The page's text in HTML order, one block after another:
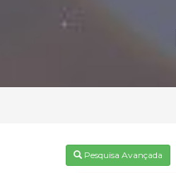
Pesquisa Avançada